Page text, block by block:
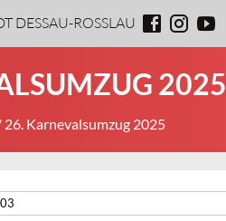
DESSAU-ROSSLAU
2025
26. Karnevalsumzug 2025